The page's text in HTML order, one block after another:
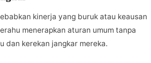
kinerja yang buruk atau keausan
menerapkan aturan umum tanpa
dan kerekan jangkar mereka.